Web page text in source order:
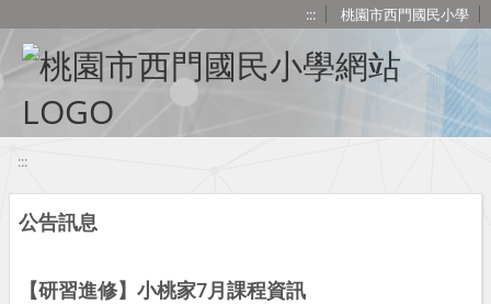
::: 桃園市西門國民小學
:::
公告訊息
【研習進修】小桃家7月課程資訊